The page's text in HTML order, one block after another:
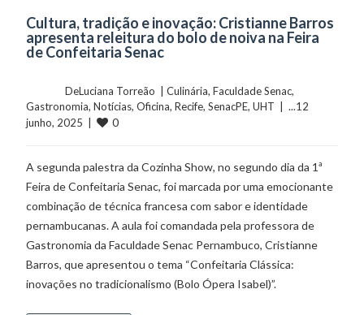
Cultura, tradição e inovação: Cristianne Barros
apresenta releitura do bolo de noiva na Feira
de Confeitaria Senac
	    	DeLuciana Torreão  |
Culinária, Faculdade Senac
Gastronomia, Notícias, Oficina, Recife, SenacPE, UHT
  |  ...12
junho, 2025  |
0
A segunda palestra da Cozinha Show, no segundo dia da 1ª
Feira de Confeitaria Senac, foi marcada por uma emocionante
combinação de técnica francesa com sabor e identidade
pernambucanas. A aula foi comandada pela professora de
Gastronomia da Faculdade Senac Pernambuco, Cristianne
Barros, que apresentou o tema “Confeitaria Clássica:
inovações no tradicionalismo (Bolo Ópera Isabel)”.